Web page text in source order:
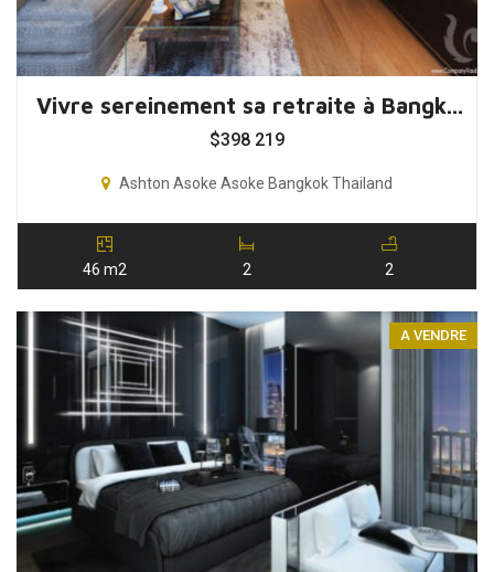
Vivre sereinement sa retraite à Bangkok, Thaïlande
$398 219
Ashton Asoke Asoke Bangkok Thailand
46 m2 2 2
A VENDRE